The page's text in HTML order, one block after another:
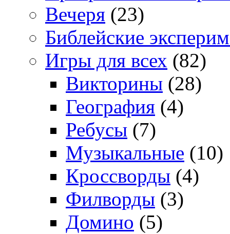
Вечеря (23)
Библейские
Игры для всех (82)
Викторины (28)
География (4)
Ребусы (7)
Музыкальные (10)
Кроссворды (4)
Филворды (3)
Домино (5)